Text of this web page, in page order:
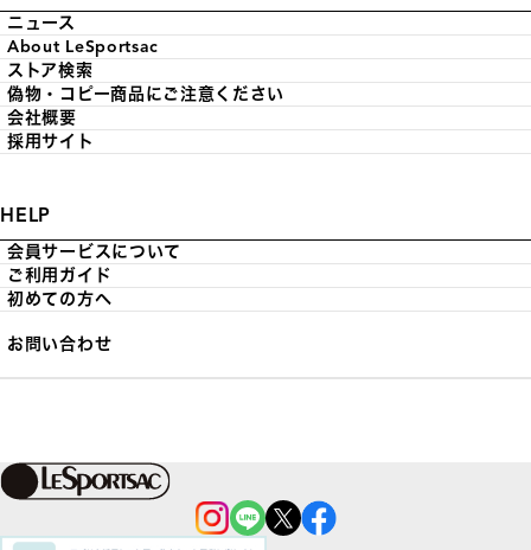
ニュース
About LeSportsac
ストア検索
偽物・コピー商品にご注意ください
会社概要
採用サイト
HELP
会員サービスについて
ご利用ガイド
初めての方へ
お問い合わせ